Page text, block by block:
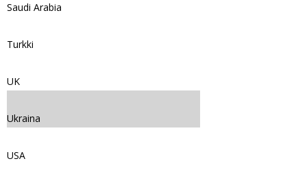
Saudi Arabia
Turkki
UK
Ukraina
USA